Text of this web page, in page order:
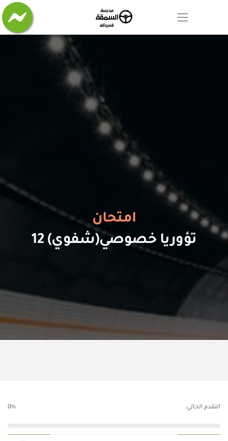
امتحان
تؤوريا خصوصي(شفوي) 12
التقدم الحالي: 0%